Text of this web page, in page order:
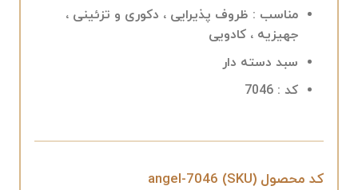
مناسب : ظروف پذیرایی ، دکوری و تزئینی ،
جهیزیه ، کادویی
سبد دسته دار
کد : 7046
کد محصول (SKU)
angel-7046